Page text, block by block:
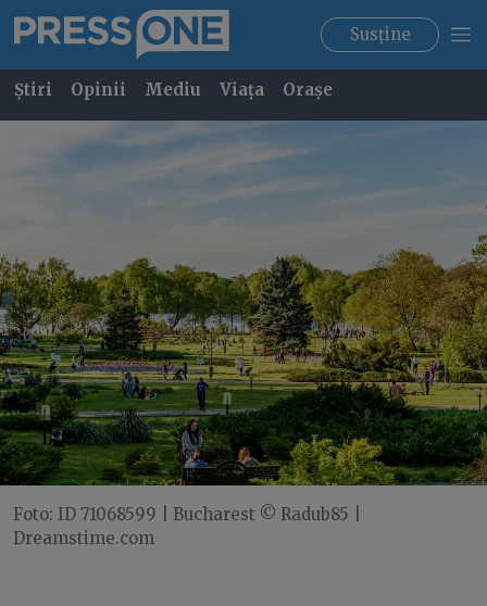
Susține
Știri Opinii Mediu Viața Orașe
Foto: ID 71068599 | Bucharest © Radub85 |
Dreamstime.com